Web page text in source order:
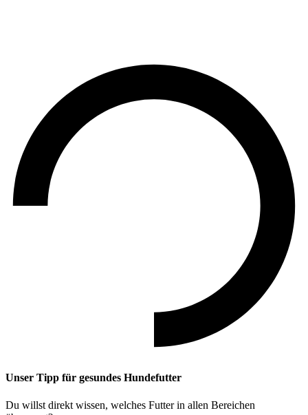
Unser Tipp für gesundes Hundefutter
Du willst direkt wissen, welches Futter in allen Bereichen